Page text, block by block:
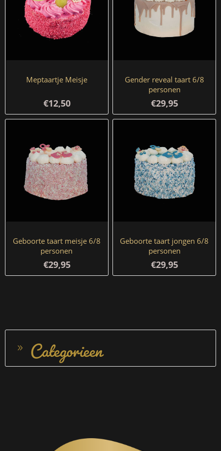
Meptaartje Meisje
€12,50
Gender reveal taart 6/8
personen
€29,95
Geboorte taart meisje 6/8
personen
€29,95
Geboorte taart jongen 6/8
personen
€29,95
Categorieen